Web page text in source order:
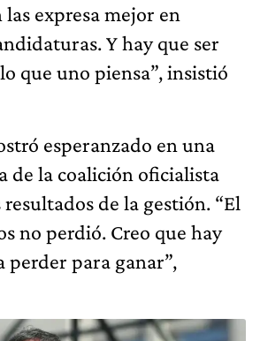
expresa mejor en
Y hay que ser
que uno piensa”, insistió
esperanzado en una
de la coalición oficialista
de la gestión. “El
no perdió. Creo que hay
perder para ganar”,